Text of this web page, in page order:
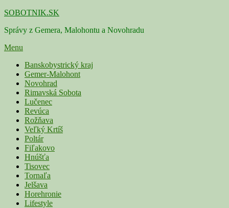
Skip
content
SOBOTNIK.SK
Správy z Gemera, Malohontu a Novohradu
Menu
Primárne
menu
Banskobystrický kraj
Gemer-Malohont
Novohrad
Rimavská Sobota
Lučenec
Revúca
Rožňava
Veľký Krtíš
Poltár
Fiľakovo
Hnúšťa
Tisovec
Tornaľa
Jelšava
Horehronie
Lifestyle